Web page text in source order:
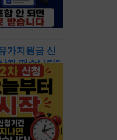
트까지
가지원금 신
자 떴습니다”
했다가는 못
& 신청 전 먼
해야 할 유가
2차 대상자 기